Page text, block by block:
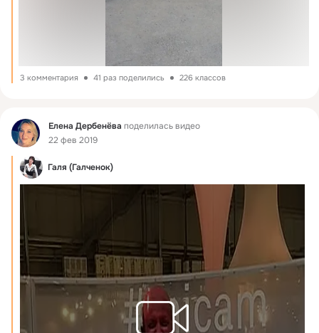
3 комментария 41 раз поделились 226 классов
Фид Елена Дербенёва поделилась видео
22 фев 2019
Галя (Галченок)